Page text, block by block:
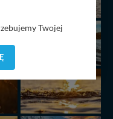
Twojej
Twoje dane (w tym
usprawnienia
itp).
dla nas
Ciebie nie będziemy